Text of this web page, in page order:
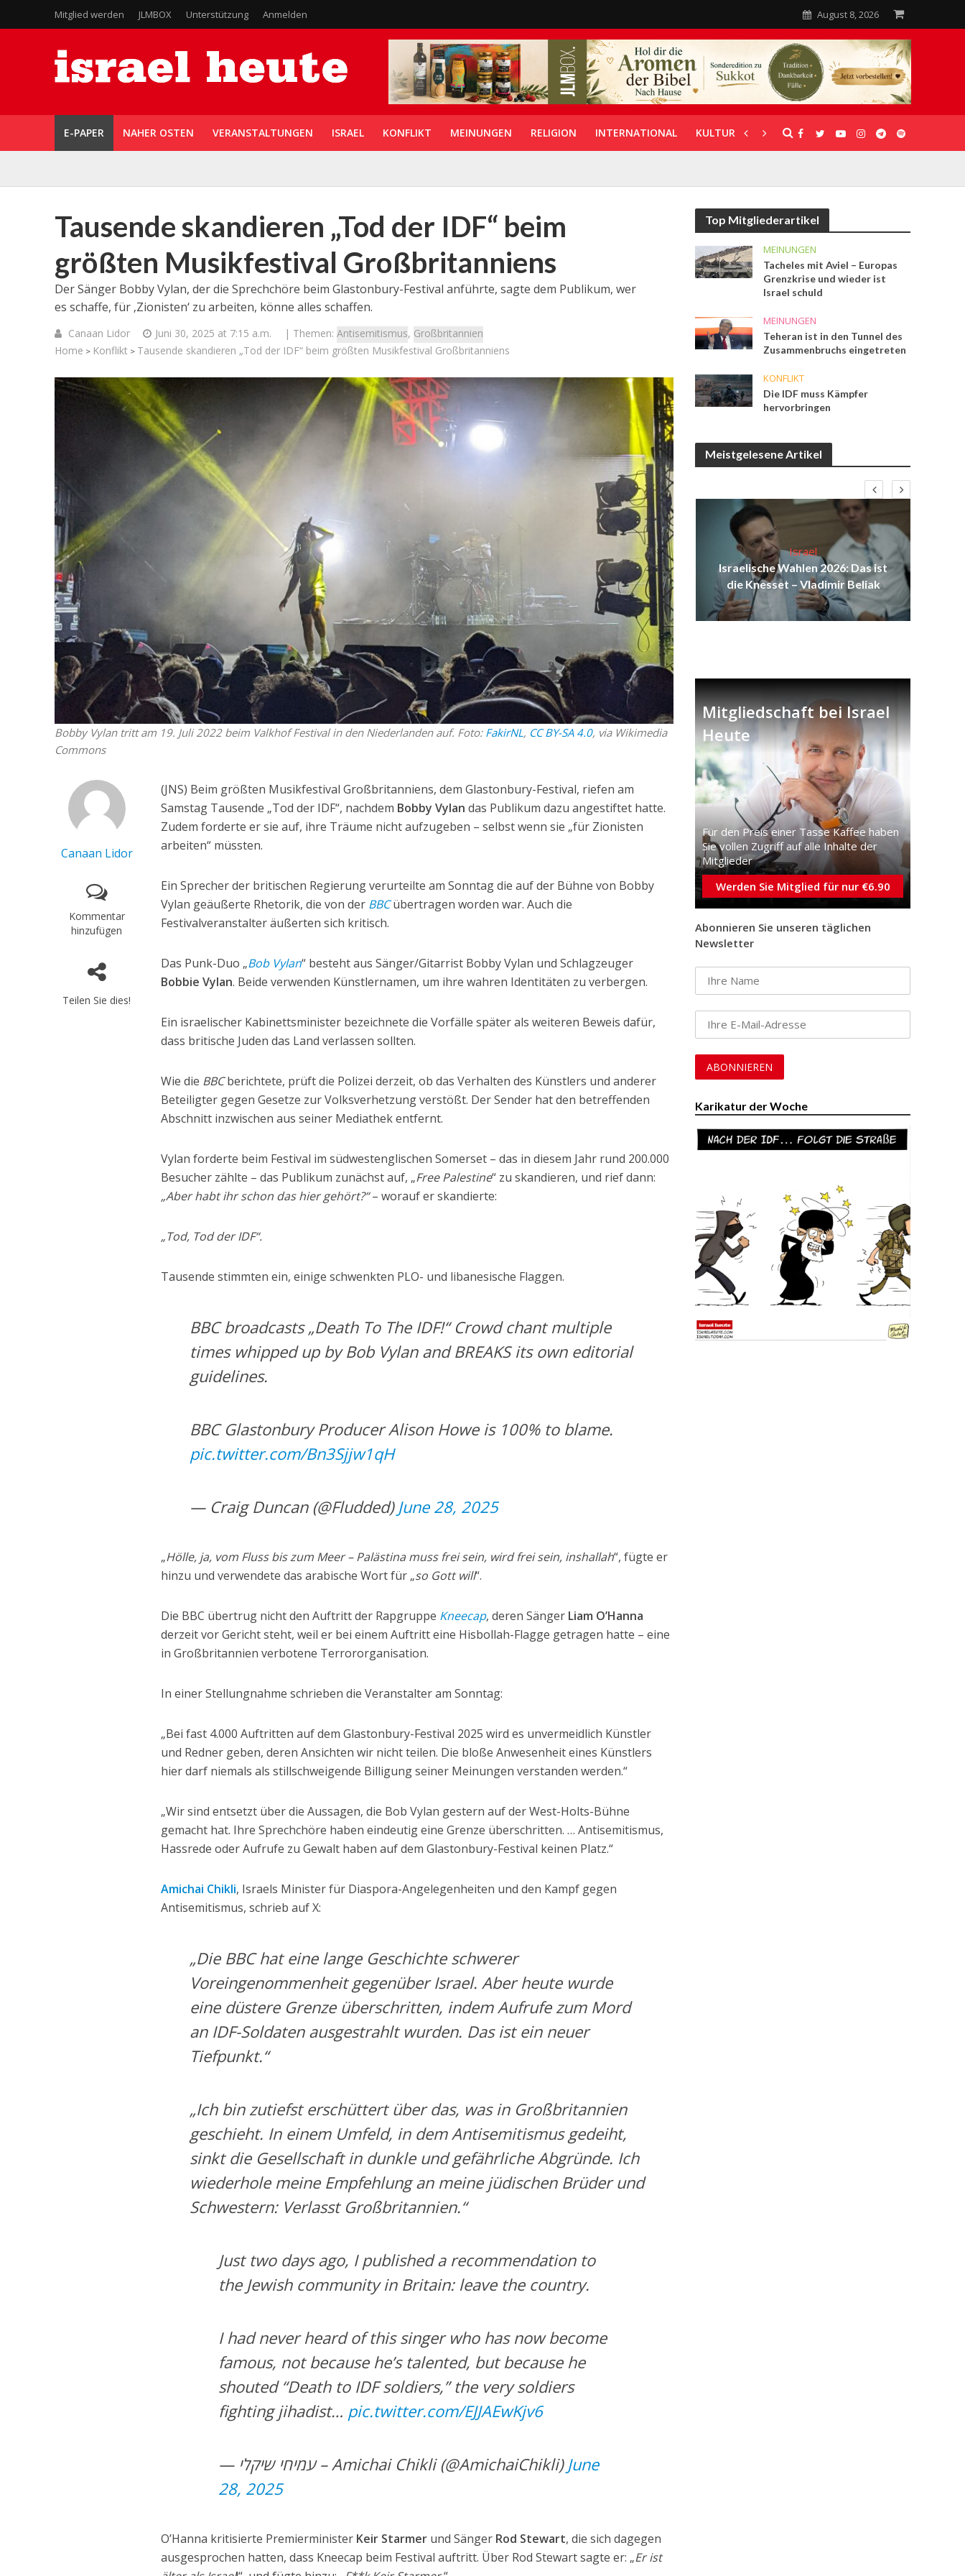
Mitglied werden JLMBOX Unterstützung Anmelden August 8, 2026
E-PAPER NAHER OSTEN VERANSTALTUNGEN ISRAEL KONFLIKT MEINUNGEN RELIGION INTERNATIONAL KULTUR UNTERSTÜTZUNG
Tausende skandieren „Tod der IDF“ beim
größten Musikfestival Großbritanniens
Der Sänger Bobby Vylan, der die Sprechchöre beim Glastonbury-Festival anführte, sagte dem Publikum, wer
es schaffe, für ‚Zionisten‘ zu arbeiten, könne alles schaffen.
Canaan Lidor Juni 30, 2025 at 7:15 a.m. | Themen: Antisemitismus, Großbritannien
Home > Konflikt > Tausende skandieren „Tod der IDF“ beim größten Musikfestival Großbritanniens
Bobby Vylan tritt am 19. Juli 2022 beim Valkhof Festival in den Niederlanden auf. Foto: FakirNL, CC BY-SA 4.0, via Wikimedia
Commons
Canaan Lidor
Kommentar
hinzufügen
Teilen Sie dies!
(JNS) Beim größten Musikfestival Großbritanniens, dem Glastonbury-Festival, riefen am
Samstag Tausende „Tod der IDF“, nachdem Bobby Vylan das Publikum dazu angestiftet hatte.
Zudem forderte er sie auf, ihre Träume nicht aufzugeben – selbst wenn sie „für Zionisten
arbeiten“ müssten.
Ein Sprecher der britischen Regierung verurteilte am Sonntag die auf der Bühne von Bobby
Vylan geäußerte Rhetorik, die von der BBC übertragen worden war. Auch die
Festivalveranstalter äußerten sich kritisch.
Das Punk-Duo „Bob Vylan“ besteht aus Sänger/Gitarrist Bobby Vylan und Schlagzeuger
Bobbie Vylan. Beide verwenden Künstlernamen, um ihre wahren Identitäten zu verbergen.
Ein israelischer Kabinettsminister bezeichnete die Vorfälle später als weiteren Beweis dafür,
dass britische Juden das Land verlassen sollten.
Wie die BBCberichtete, prüft die Polizei derzeit, ob das Verhalten des Künstlers und anderer
Beteiligter gegen Gesetze zur Volksverhetzung verstößt. Der Sender hat den betreffenden
Abschnitt inzwischen aus seiner Mediathek entfernt.
Vylan forderte beim Festival im südwestenglischen Somerset – das in diesem Jahr rund 200.000
Besucher zählte – das Publikum zunächst auf, „Free Palestine“ zu skandieren, und rief dann:
„Aber habt ihr schon das hier gehört?“– worauf er skandierte:
„Tod, Tod der IDF“.
Tausende stimmten ein, einige schwenkten PLO- und libanesische Flaggen.
BBC broadcasts „Death To The IDF!“ Crowd chant multiple
times whipped up by Bob Vylan and BREAKS its own editorial
guidelines.
BBC Glastonbury Producer Alison Howe is 100% to blame.
pic.twitter.com/Bn3Sjjw1qH
— Craig Duncan (@Fludded) June 28, 2025
„Hölle, ja, vom Fluss bis zum Meer – Palästina muss frei sein, wird frei sein, inshallah“, fügte er
hinzu und verwendete das arabische Wort für „so Gott will“.
Die BBC übertrug nicht den Auftritt der Rapgruppe Kneecap, deren Sänger Liam O’Hanna
derzeit vor Gericht steht, weil er bei einem Auftritt eine Hisbollah-Flagge getragen hatte – eine
in Großbritannien verbotene Terrororganisation.
In einer Stellungnahme schrieben die Veranstalter am Sonntag:
„Bei fast 4.000 Auftritten auf dem Glastonbury-Festival 2025 wird es unvermeidlich Künstler
und Redner geben, deren Ansichten wir nicht teilen. Die bloße Anwesenheit eines Künstlers
hier darf niemals als stillschweigende Billigung seiner Meinungen verstanden werden.“
„Wir sind entsetzt über die Aussagen, die Bob Vylan gestern auf der West-Holts-Bühne
gemacht hat. Ihre Sprechchöre haben eindeutig eine Grenze überschritten. … Antisemitismus,
Hassrede oder Aufrufe zu Gewalt haben auf dem Glastonbury-Festival keinen Platz.“
Amichai Chikli, Israels Minister für Diaspora-Angelegenheiten und den Kampf gegen
Antisemitismus, schrieb auf X:
„Die BBC hat eine lange Geschichte schwerer
Voreingenommenheit gegenüber Israel. Aber heute wurde
eine düstere Grenze überschritten, indem Aufrufe zum Mord
an IDF-Soldaten ausgestrahlt wurden. Das ist ein neuer
Tiefpunkt.“
„Ich bin zutiefst erschüttert über das, was in Großbritannien
geschieht. In einem Umfeld, in dem Antisemitismus gedeiht,
sinkt die Gesellschaft in dunkle und gefährliche Abgründe. Ich
wiederhole meine Empfehlung an meine jüdischen Brüder und
Schwestern: Verlasst Großbritannien.“
Just two days ago, I published a recommendation to
the Jewish community in Britain: leave the country.
I had never heard of this singer who has now become
famous, not because he’s talented, but because he
shouted “Death to IDF soldiers,” the very soldiers
fighting jihadist… pic.twitter.com/EJJAEwKjv6
— עמיחי שיקלי – Amichai Chikli (@AmichaiChikli) June
28, 2025
O’Hanna kritisierte Premierminister Keir Starmer und Sänger Rod Stewart, die sich dagegen
ausgesprochen hatten, dass Kneecap beim Festival auftritt. Über Rod Stewart sagte er: „Er ist
Top Mitgliederartikel
MEINUNGEN
Tacheles mit Aviel – Europas
Grenzkrise und wieder ist
Israel schuld
MEINUNGEN
Teheran ist in den Tunnel des
Zusammenbruchs eingetreten
KONFLIKT
Die IDF muss Kämpfer
hervorbringen
Meistgelesene Artikel
Israelische Wahlen 2026: Das ist
die Knesset – Moshe Abutbul
Neue Studie: Auswanderung aus
Israel erreicht Rekordniveau
Israel
Israelische Wahlen 2026: Das ist
die Knesset – Vladimir Beliak
Mitgliedschaft bei Israel
Heute
Für den Preis einer Tasse Kaffee haben
Sie vollen Zugriff auf alle Inhalte der
Mitglieder
Werden Sie Mitglied für nur €6.90
Abonnieren Sie unseren täglichen
Newsletter
Karikatur der Woche